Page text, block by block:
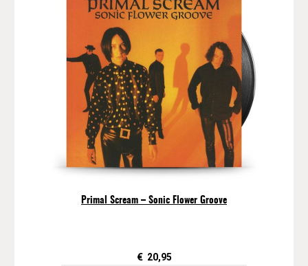
a
l
Primal Scream – Sonic Flower Groove
€ 20,95